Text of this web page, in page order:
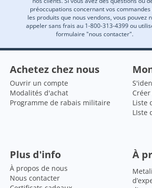
préoccupations concernant vos commandes
les produits que nous vendons, vous pouvez
appeler sans frais au 1-800-313-4399 ou
formulaire "nous contacter".
Achetez chez nous
Ouvrir un compte
Modalités d'achat
Programme de rabais militaire
Liste
LIste
Plus d'info
À propos de nous
Nous contacter
À